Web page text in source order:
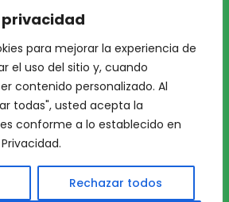
privacidad
para mejorar la experiencia de
el uso del sitio y, cuando
contenido personalizado. Al
todas", usted acepta la
conforme a lo establecido en
Rechazar todos
4510
CENTRO DE AYUDA
Protección de Datos
Personales